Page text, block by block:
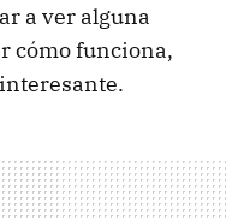
a ver alguna
cómo funciona,